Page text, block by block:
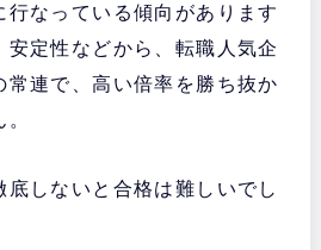
行なっている傾向があります
安定性などから、転職人気企
常連で、高い倍率を勝ち抜か
底しないと合格は難しいでし